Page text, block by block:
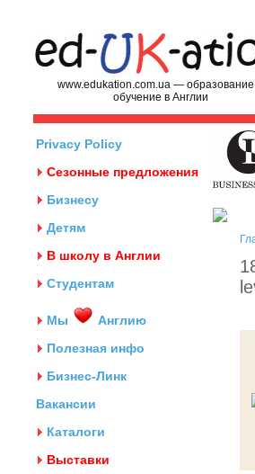
www.edukation.com.ua — образование
обучение в Англии
Privacy Policy
Сезонные предложения
Бизнесу
Детям
В школу в Англии
Студентам
Мы
Англию
Полезная инфо
Бизнес-Линк
Вакансии
Каталоги
Выставки